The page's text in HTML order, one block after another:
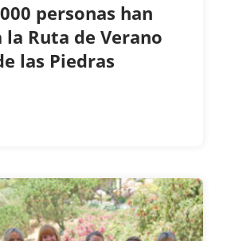
personas han
la Ruta de Verano
las Piedras